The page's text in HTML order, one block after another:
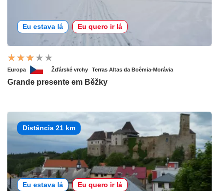
Eu estava lá Eu quero ir lá
Europa Žďárské vrchy Terras Altas da Boêmia-Morávia
Grande presente em Běžky
Distância 21 km
Eu estava lá Eu quero ir lá